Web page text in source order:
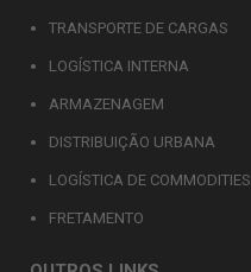
TRANSPORTE DE CARGAS
LOGÍSTICA INTERNA
ARMAZENAGEM
DISTRIBUIÇÃO URBANA
LOGÍSTICA DE COMMODITIES
FRETAMENTO